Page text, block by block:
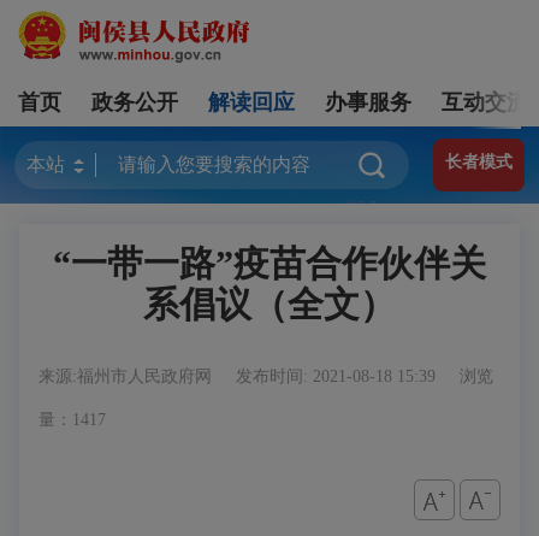
首页 政务公开 解读回应 办事服务 互动交流
长者模式
“一带一路”疫苗合作伙伴关
系倡议（全文）
来源:福州市人民政府网 发布时间: 2021-08-18 15:39 浏览
量：1417